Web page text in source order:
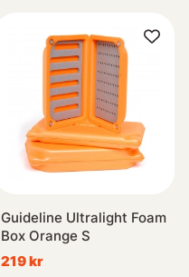
Guideline Ultralight Foam
Box Orange S
219 kr